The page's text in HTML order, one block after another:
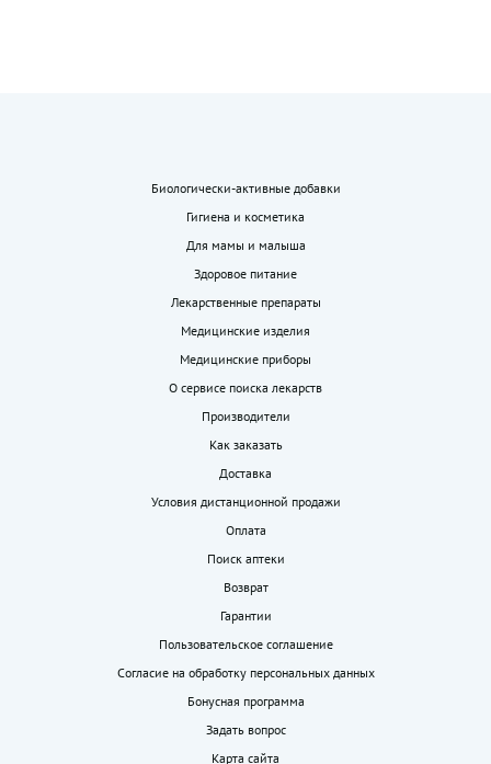
Биологически-активные добавки
Гигиена и косметика
Для мамы и малыша
Здоровое питание
Лекарственные препараты
Медицинские изделия
Медицинские приборы
О сервисе поиска лекарств
Производители
Как заказать
Доставка
Условия дистанционной продажи
Оплата
Поиск аптеки
Возврат
Гарантии
Пользовательское соглашение
Согласие на обработку персональных данных
Бонусная программа
Задать вопрос
Карта сайта